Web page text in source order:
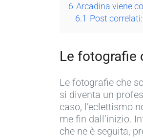
6 Arcadina viene
6.1 Post correlati:
Le fotografie
Le fotografie che
si diventa un
caso, l’eclettismo
me fin dall’inizio.
che ne è seguita,